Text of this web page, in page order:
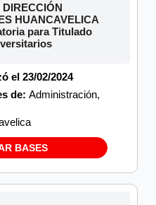
HUANCAVELICA
para Titulado
el 23/02/2024
de: Administración,
BASES